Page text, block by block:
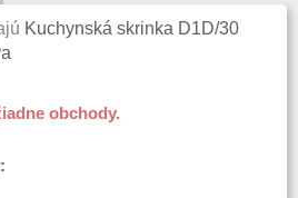
Kuchynská skrinka D1D/30
obchody.